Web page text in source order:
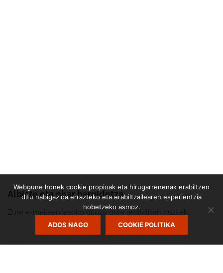
Albiste eta ohar harpidetza
Zure e-mailean jasoko dituzu gure argitalpen guztiak.
Webgune honek cookie propioak eta hirugarrenenak erabiltzen
ditu nabigazioa errazteko eta erabiltzailearen esperientzia
hobetzeko asmoz.
ADOS NAGO COOKIE POLITIKA